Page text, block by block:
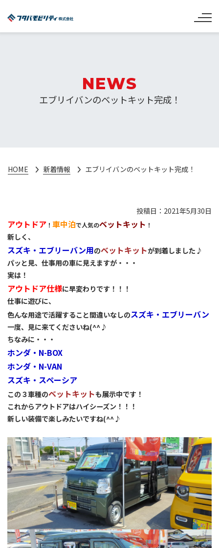
NEWS
エブリイバンのベットキット完成！
HOME 新着情報 エブリイバンのベットキット完成！
投稿日：2021年5月30日
アウトドア ！ 車中泊で人気のベットキット ！
新しく、
スズキ・エブリーバン用のベットキットが到着しました♪
パッと見、仕事用の車に見えますが・・・
実は！
アウトドア仕様に早変わりです！！！
仕事に遊びに、
色んな用途で活躍すること間違いなしのスズキ・エブリーバン
一度、見に来てくださいね(^^♪
ちなみに・・・
ホンダ・N-BOX
ホンダ・N-VAN
スズキ・スペーシア
この３車種のベットキットも展示中です！
これからアウトドアはハイシーズン！！！
新しい装備で楽しみたいですね(^^♪